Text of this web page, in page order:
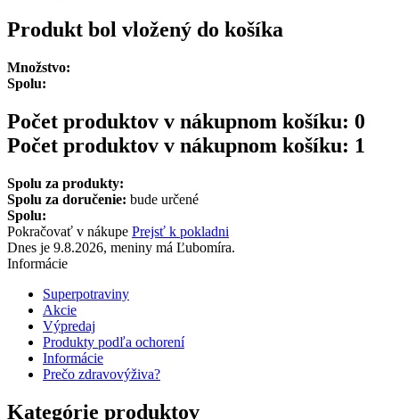
Produkt bol vložený do košíka
Množstvo:
Spolu:
Počet produktov v nákupnom košíku: 0
Počet produktov v nákupnom košíku: 1
Spolu za produkty:
Spolu za doručenie: bude určené
Spolu:
Pokračovať v nákupe Prejsť k pokladni
Dnes je 9.8.2026, meniny má Ľubomíra.
Informácie
Superpotraviny
Akcie
Výpredaj
Produkty podľa ochorení
Informácie
Prečo zdravovýživa?
Kategórie produktov